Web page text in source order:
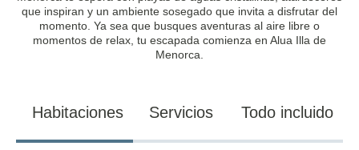
que inspiran y un ambiente sosegado que invita a disfrutar del
momento. Ya sea que busques aventuras al aire libre o
momentos de relax, tu escapada comienza en Alua Illa de
Menorca.
Habitaciones Servicios Todo incluido